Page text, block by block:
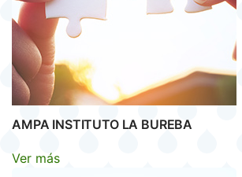
AMPA INSTITUTO LA BUREBA
Ver más